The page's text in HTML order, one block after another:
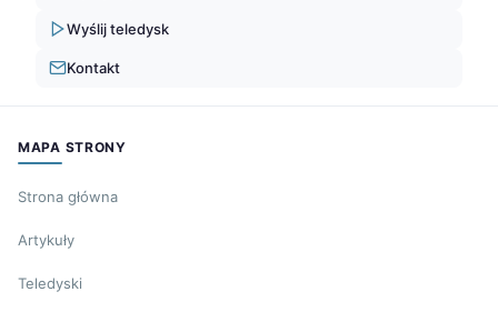
Wyślij teledysk
Kontakt
MAPA STRONY
Strona główna
Artykuły
Teledyski